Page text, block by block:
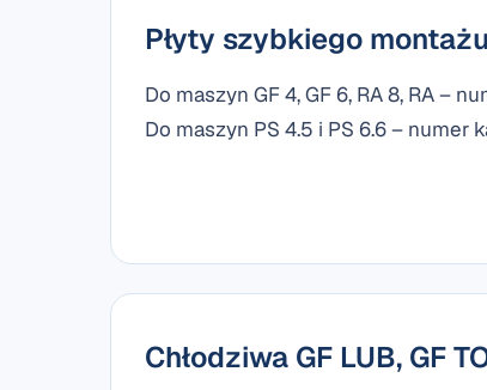
Płyty szybkiego
Do maszyn GF 4, GF 6, RA 8, RA –
Do maszyn PS 4.5 i PS 6.6 – numer
Chłodziwa GF LUB, GF